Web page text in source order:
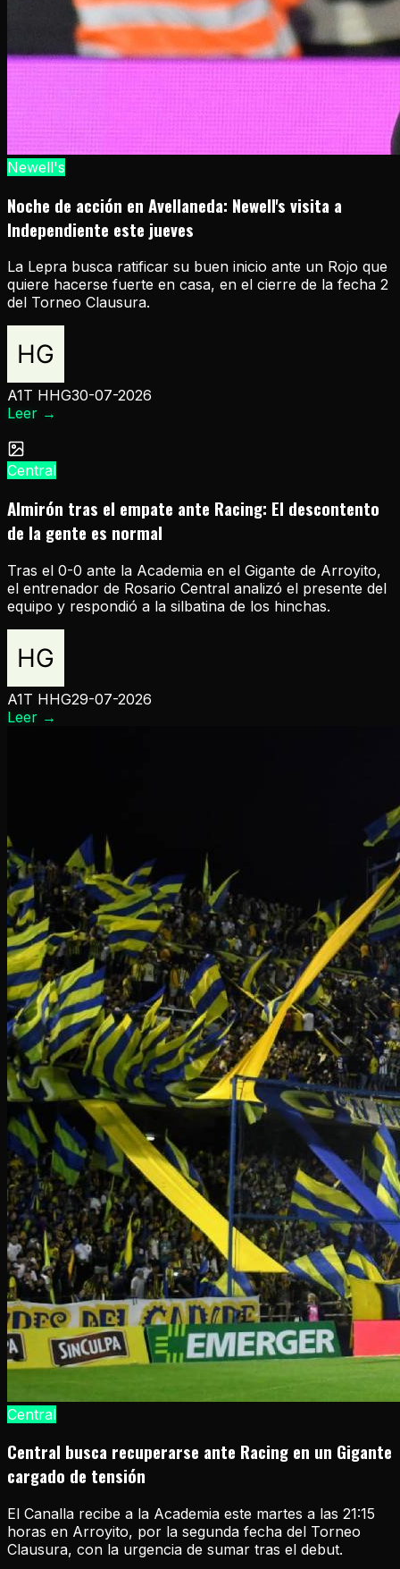
Newell's
Noche de acción en Avellaneda: Newell's visita a
Independiente este jueves
La Lepra busca ratificar su buen inicio ante un Rojo que
quiere hacerse fuerte en casa, en el cierre de la fecha 2
del Torneo Clausura.
A1T HHG30-07-2026
Leer →
Central
Almirón tras el empate ante Racing: El descontento
de la gente es normal
Tras el 0-0 ante la Academia en el Gigante de Arroyito,
el entrenador de Rosario Central analizó el presente del
equipo y respondió a la silbatina de los hinchas.
A1T HHG29-07-2026
Leer →
Central
Central busca recuperarse ante Racing en un Gigante
cargado de tensión
El Canalla recibe a la Academia este martes a las 21:15
horas en Arroyito, por la segunda fecha del Torneo
Clausura, con la urgencia de sumar tras el debut.